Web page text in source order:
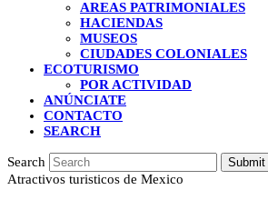
AREAS PATRIMONIALES
HACIENDAS
MUSEOS
CIUDADES COLONIALES
ECOTURISMO
POR ACTIVIDAD
ANÚNCIATE
CONTACTO
SEARCH
Search Submit
Atractivos turisticos de Mexico